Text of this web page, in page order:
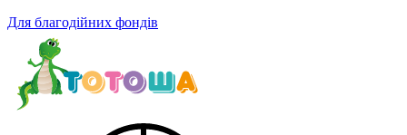
Для благодійних фондів